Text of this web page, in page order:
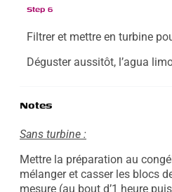
Step 6
Filtrer et mettre en turbine
Déguster aussitôt, l’agua
Notes
Sans turbine :
Mettre la préparation au
mélanger et casser les blocs
mesure (au bout d’1 heure